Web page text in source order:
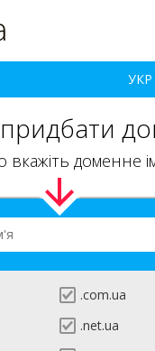
УКР
вкажіть доменне
.com.ua
.net.ua